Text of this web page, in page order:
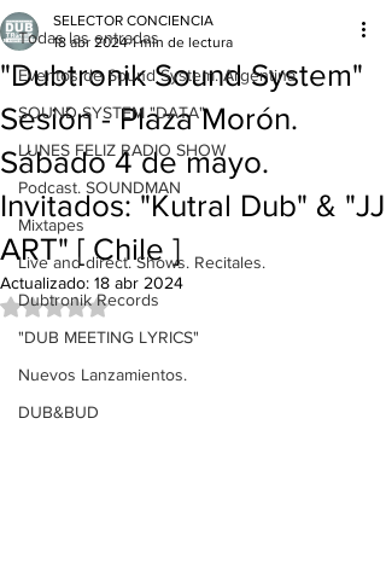
Todas las entradas
Eventos de Sound System. Argentina
SOUND SYSTEM "DATA"
LUNES FELIZ RADIO SHOW
Podcast. SOUNDMAN
Mixtapes
Live and direct. Shows. Recitales.
Dubtronik Records
"DUB MEETING LYRICS"
Nuevos Lanzamientos.
DUB&BUD
"Dubtronik Sound System"
Sesión - Plaza Morón.
Sábado 4 de mayo.
Invitados: "Kutral Dub" & "JJ
ART" [ Chile ]
SELECTOR CONCIENCIA
18 abr 2024 1 min de lectura
Actualizado: 18 abr 2024
Obtuvo NaN de 5 estrellas.